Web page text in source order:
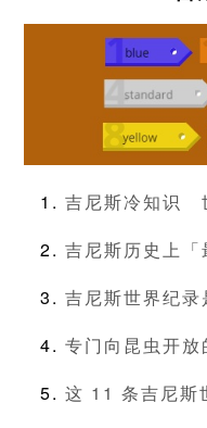
吉尼斯冷知识
吉尼斯历史上「
吉尼斯世界纪录
专门向昆虫开放
这 11 条吉尼斯